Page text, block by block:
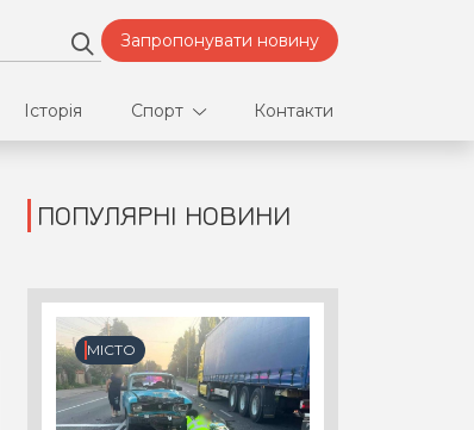
Запропонувати новину
Історія Спорт
Футбол
Контакти
ПОПУЛЯРНІ НОВИНИ
МІСТО